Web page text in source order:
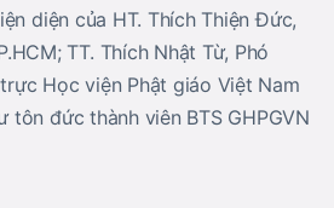
diện của HT. Thích Thiện Đức,
TT. Thích Nhật Từ, Phó
Học viện Phật giáo Việt Nam
tôn đức thành viên BTS GHPGVN